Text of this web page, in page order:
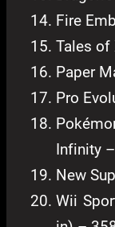
Fire
Tales of
Paper
Pro
Infinity
New
Wii